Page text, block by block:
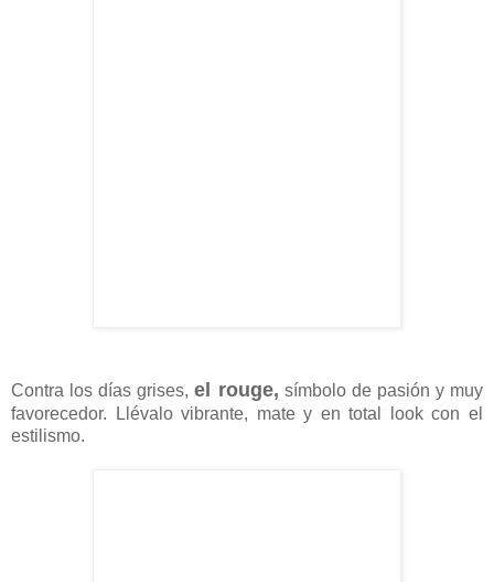
Contra los días grises,el rouge, símbolo de pasión y muy
favorecedor. Llévalo vibrante, mate y en total look con el
estilismo.